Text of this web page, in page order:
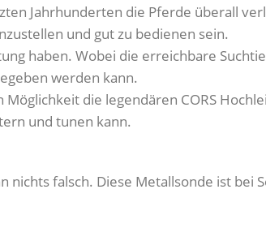
Jahrhunderten die Pferde überall
und gut zu bedienen sein.
haben. Wobei die erreichbare
werden kann.
die legendären CORS
und tunen kann.
nichts falsch. Diese Metallsonde ist